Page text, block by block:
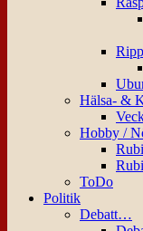
Hälsa- &
Hobby /
ToDo
Politik
Debatt…